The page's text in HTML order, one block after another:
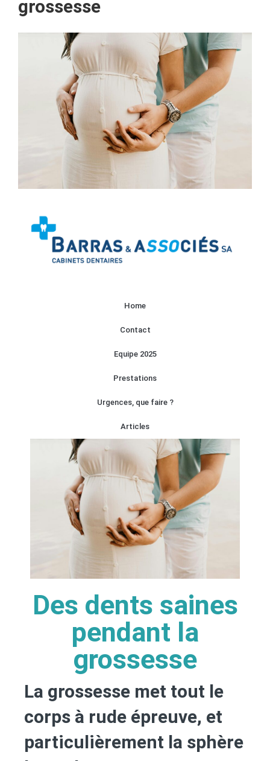
grossesse
Home
Contact
Equipe 2025
Prestations
Urgences, que faire ?
Articles
Des dents saines
pendant la
grossesse
La grossesse met tout le
corps à rude épreuve, et
particulièrement la sphère